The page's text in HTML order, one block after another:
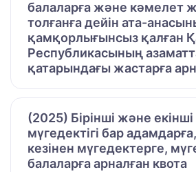
балаларға және кәмелет
толғанға дейін ата-
қамқорлығынсыз қалған
Республикасының
қатарындағы жастарға
(2025) Бірінші және
мүгедектігі бар
кезінен мүгедектерге,
балаларға арналған квота